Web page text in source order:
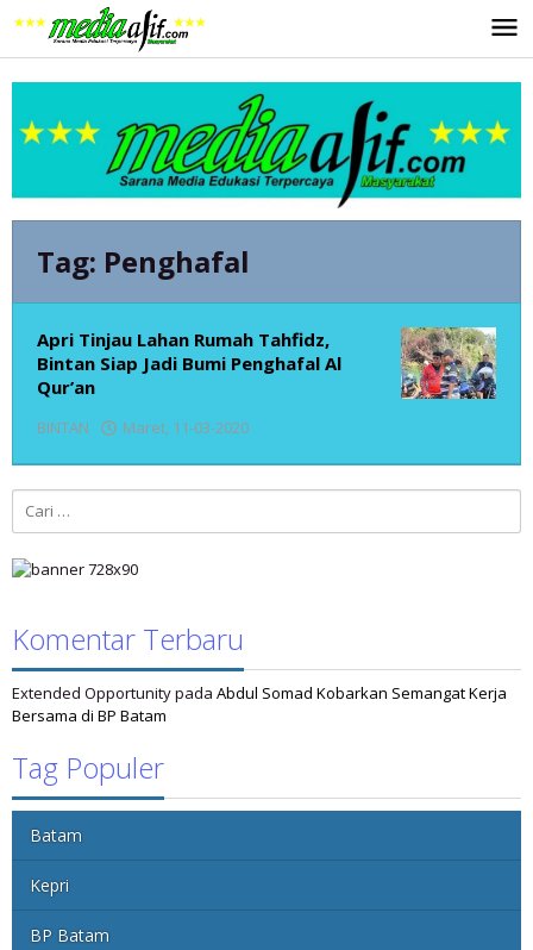
ke
konten
Tag: Penghafal
Apri Tinjau Lahan Rumah Tahfidz,
Bintan Siap Jadi Bumi Penghafal Al
Qur’an
BINTAN Maret, 11-03-2020
Cari
untuk:
Komentar Terbaru
Extended Opportunitypada Abdul Somad Kobarkan Semangat Kerja
Bersama di BP Batam
Tag Populer
Batam
Kepri
BP Batam